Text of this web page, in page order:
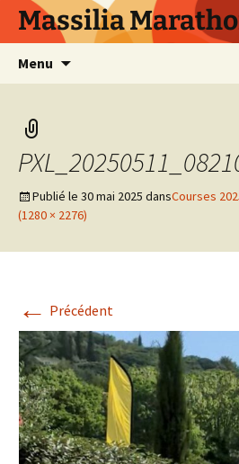
AllerMassilia
Menu
Publié le 30 mai 2025 dansCourses
(1280 × 2276)
← Précédent